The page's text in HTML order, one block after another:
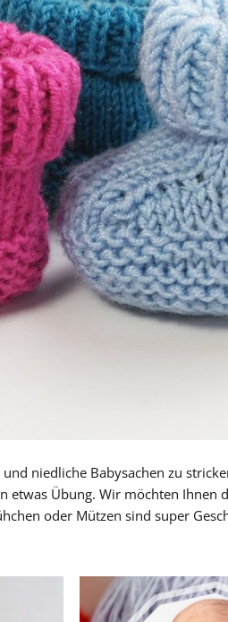
niedliche Babysachen zu
etwas Übung. Wir möchten Ihnen
oder Mützen sind super